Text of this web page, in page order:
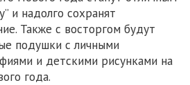
и надолго сохранят
Также с восторгом будут
подушки с личными
и детскими рисунками на
года.